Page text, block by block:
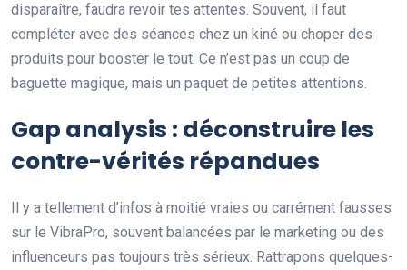
disparaître, faudra revoir tes attentes. Souvent, il faut
compléter avec des séances chez un kiné ou choper des
produits pour booster le tout. Ce n’est pas un coup de
baguette magique, mais un paquet de petites attentions.
Gap analysis : déconstruire les
contre-vérités répandues
Il y a tellement d’infos à moitié vraies ou carrément fausses
sur le VibraPro, souvent balancées par le marketing ou des
influenceurs pas toujours très sérieux. Rattrapons quelques-